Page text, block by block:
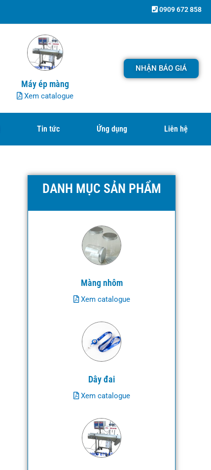
0909 672 858
Máy ép màng
Xem catalogue
NHẬN BÁO GIÁ
Tin tức Ứng dụng Liên hệ
DANH MỤC SẢN PHẨM
Màng nhôm
Xem catalogue
Dây đai
Xem catalogue